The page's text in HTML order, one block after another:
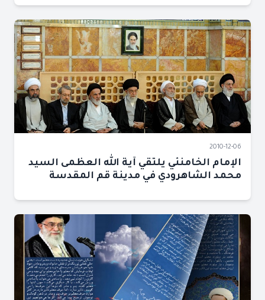
2010-12-06
الإمام الخامنئي يلتقي آية الله العظمى السيد
محمد الشاهرودي في مدينة قم المقدسة